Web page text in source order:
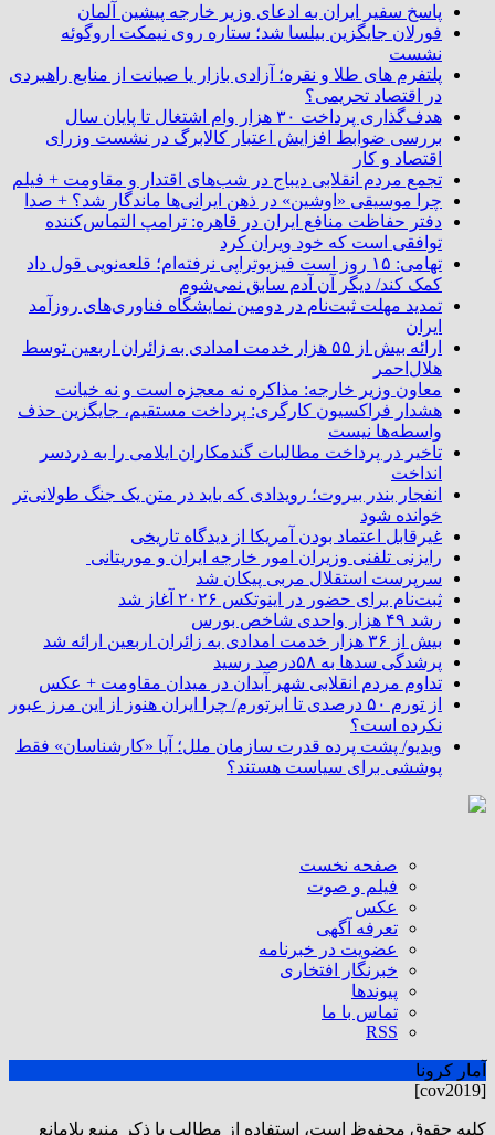
پاسخ سفیر ایران به ادعای وزیر خارجه پیشین آلمان
فورلان جایگزین بیلسا شد؛ ستاره روی نیمکت اروگوئه
نشست
پلتفرم ‌های طلا و نقره؛ آزادی بازار یا صیانت از منابع راهبردی
در اقتصاد تحریمی؟
هدف‌گذاری پرداخت ۳۰ هزار وام اشتغال تا پایان سال
بررسی ضوابط افزایش اعتبار کالابرگ در نشست وزرای
اقتصاد و کار
تجمع مردم انقلابی دیباج در شب‌های اقتدار و مقاومت + فیلم
چرا موسیقی «اوشین» در ذهن ایرانی‌ها ماندگار شد؟ + صدا
دفتر حفاظت منافع ایران در قاهره: ترامپ التماس‌کننده
توافقی است که خود ویران کرد
تهامی: ۱۵ روز است فیزیوتراپی نرفته‌ام؛ قلعه‌نویی قول داد
کمک کند/ دیگر آن آدم سابق نمی‌شوم
تمدید مهلت ثبت‌نام در دومین نمایشگاه فناوری‌های روزآمد
ایران
ارائه بیش از ۵۵ هزار خدمت امدادی به زائران اربعین توسط
هلال‌احمر
معاون وزیر خارجه: مذاکره نه معجزه است و نه خیانت
هشدار فراکسیون کارگری: پرداخت مستقیم، جایگزین حذف
واسطه‌ها نیست
تاخیر در پرداخت مطالبات گندمکاران ایلامی را به دردسر
انداخت
انفجار بندر بیروت؛ رویدادی که باید در متن یک جنگ طولانی‌تر
خوانده شود
غیرقابل اعتماد بودن آمریکا از دیدگاه تاریخی
رایزنی تلفنی وزیران امور خارجه ایران و موریتانی
سرپرست استقلال مربی پیکان شد
ثبت‌نام برای حضور در اینوتکس ۲۰۲۶ آغاز شد
رشد ۴۹ هزار واحدی شاخص بورس
بیش از ۳۶ هزار خدمت امدادی به زائران اربعین ارائه شد
پرشدگی سدها به ۵۸درصد رسید
تداوم مردم انقلابی شهر آبدان در میدان مقاومت + عکس
از تورم ۵۰ درصدی تا ابرتورم/ چرا ایران هنوز از این مرز عبور
نکرده است؟
ویدیو/ پشت پرده قدرت سازمان ملل؛ آیا «کارشناسان» فقط
پوششی برای سیاست هستند؟
صفحه نخست
فیلم و صوت
عکس
تعرفه آگهی
عضویت در خبرنامه
خبرنگار افتخاری
پیوندها
تماس با ما
RSS
آمار کرونا
[cov2019]
كليه حقوق محفوظ است، استفاده از مطالب با ذكر منبع بلامانع